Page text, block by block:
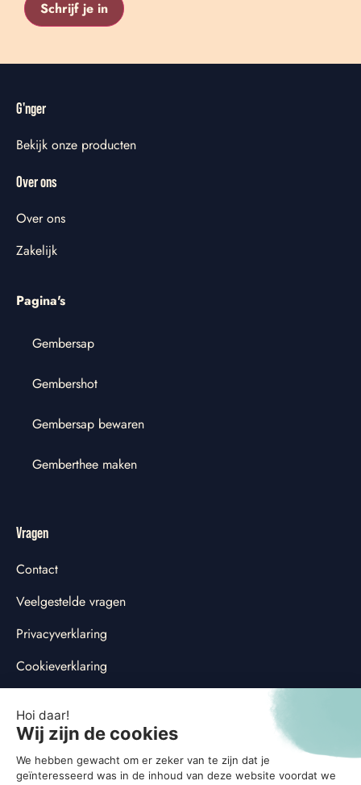
G'nger
Bekijk onze producten
Over ons
Over ons
Zakelijk
Pagina's
Gembersap
Gembershot
Gembersap bewaren
Gemberthee maken
Vragen
Contact
Veelgestelde vragen
Privacyverklaring
Cookieverklaring
Social